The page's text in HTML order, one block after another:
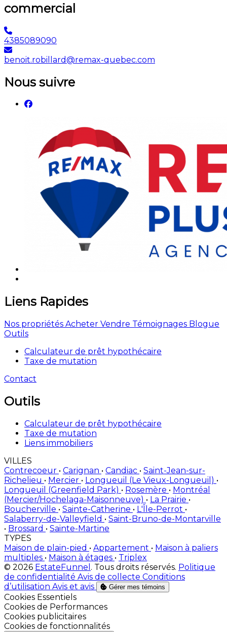
commercial
4385089090
benoit.robillard@remax-quebec.com
Nous suivre
Liens Rapides
Nos propriétés Acheter Vendre Témoignages Blogue
Outils
Calculateur de prêt hypothécaire
Taxe de mutation
Contact
Outils
Calculateur de prêt hypothécaire
Taxe de mutation
Liens immobiliers
VILLES
Contrecoeur • Carignan • Candiac • Saint-Jean-sur-
Richelieu • Mercier • Longueuil (Le Vieux-Longueuil) •
Longueuil (Greenfield Park) • Rosemère • Montréal
(Mercier/Hochelaga-Maisonneuve) • La Prairie •
Boucherville • Sainte-Catherine • L'Île-Perrot •
Salaberry-de-Valleyfield • Saint-Bruno-de-Montarville
• Brossard • Sainte-Martine
TYPES
Maison de plain-pied • Appartement • Maison à paliers
multiples • Maison à étages • Triplex
© 2026 EstateFunnel . Tous droits réservés. Politique
de confidentialité Avis de collecte Conditions
d’utilisation Avis et avis Gérer mes témoins
Activer
Cookies Essentiels
Activer
Cookies de Performances
Activer
Cookies publicitaires
Activer
Cookies de fonctionnalités